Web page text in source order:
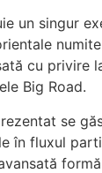
un singur
cu privire
Big Road.
se
în fluxul